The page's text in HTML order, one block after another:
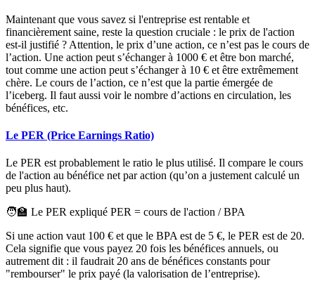
Maintenant que vous savez si l'entreprise est rentable et
financièrement saine, reste la question cruciale : le prix de l'action
est-il justifié ? Attention, le prix d’une action, ce n’est pas le cours de
l’action. Une action peut s’échanger à 1000 € et être bon marché,
tout comme une action peut s’échanger à 10 € et être extrêmement
chère. Le cours de l’action, ce n’est que la partie émergée de
l’iceberg. Il faut aussi voir le nombre d’actions en circulation, les
bénéfices, etc.
Le PER (Price Earnings Ratio)
Le PER est probablement le ratio le plus utilisé. Il compare le cours
de l'action au bénéfice net par action (qu’on a justement calculé un
peu plus haut).
🧑‍🏫 Le PER expliqué PER = cours de l'action / BPA
Si une action vaut 100 € et que le BPA est de 5 €, le PER est de 20.
Cela signifie que vous payez 20 fois les bénéfices annuels, ou
autrement dit : il faudrait 20 ans de bénéfices constants pour
"rembourser" le prix payé (la valorisation de l’entreprise).